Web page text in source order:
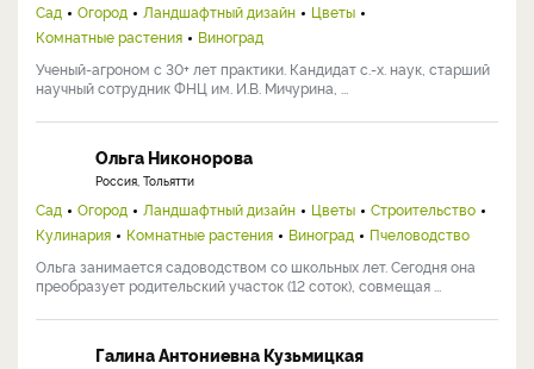
Сад Огород Ландшафтный дизайн
Цветы
Комнатные растения
Виноград
Ученый-агроном с 30+ лет практики. Кандидат с.-х. наук, старший
научный сотрудник ФНЦ им. И.В. Мичурина, ...
Ольга Никонорова
Россия, Тольятти
Сад Огород Ландшафтный дизайн Цветы
Строительство
Кулинария
Комнатные растения Виноград
Пчеловодство
Ольга занимается садоводством со школьных лет. Сегодня она
преобразует родительский участок (12 соток), совмещая ...
Галина Антониевна Кузьмицкая